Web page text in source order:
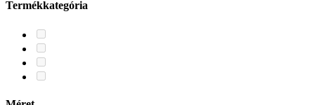
Termékkategória